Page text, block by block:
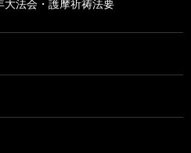
法会・護摩祈祷法要